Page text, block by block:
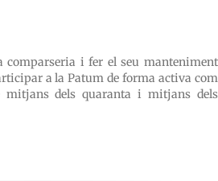
comparseria i fer el seu manteniment
a la Patum de forma activa com
mitjans dels quaranta i mitjans dels